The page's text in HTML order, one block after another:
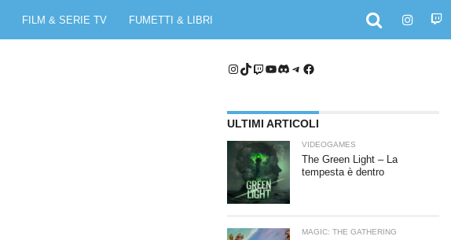
FILM & SERIE TV FUMETTI & LIBRI
Instagram
TikTok
Twitch
YouTube
Discord
Telegram
Facebook
ULTIMI ARTICOLI
VIDEOGAMES
The Green Light – La
tempesta è dentro
MAGIC: THE GATHERING